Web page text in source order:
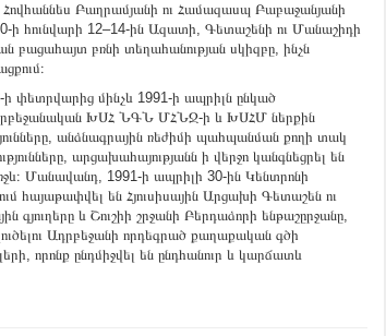
Հովհաննես Բաղրամյանի ու Համազասպ Բաբաջանյանի
ի հունվարի 12–14-ին Ազատի, Գետաշենի ու Մանաշիդի
բացահայտ բռնի տեղահանության սկիզբը, ինչն
ի փետրվարից մինչև 1991-ի ապրիլն ընկած
ԽՍՀ ՆԳՆ ՄՀՆՋ-ի և ԽՍՀՄ ներքին
անձնագրային ռեժիմի պահպանման քողի տակ
արցախահայությանն ի վերջո կանգնեցրել են
Մանավանդ, 1991-ի ապրիլի 30-ին Կենտրոնի
հայաթափվել են Հյուսիսային Արցախի Գետաշեն ու
գյուղերը և Շուշիի շրջանի Բերդաձորի ենթաշըրջանը,
Ադրբեջանի որդեգրած քաղաքական գծի
որոնք ընդմիջվել են ընդհանուր և կարճատև